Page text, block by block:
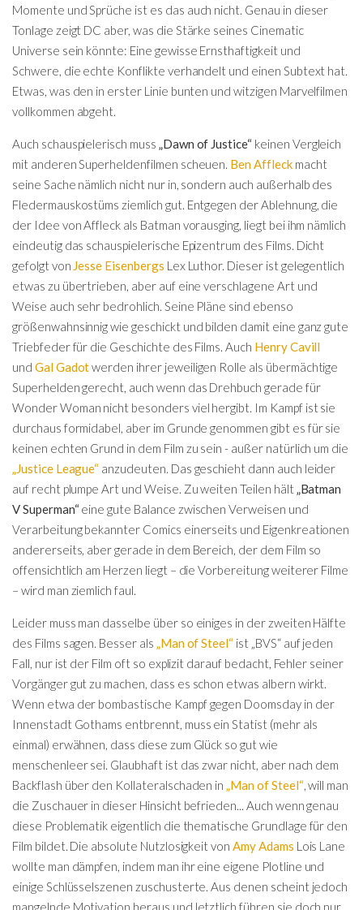
Momente und Sprüche ist es das auch nicht. Genau in dieser
Tonlage zeigt DC aber, was die Stärke seines Cinematic
Universe sein könnte: Eine gewisse Ernsthaftigkeit und
Schwere, die echte Konflikte verhandelt und einen Subtext hat.
Etwas, was den in erster Linie bunten und witzigen Marvelfilmen
vollkommen abgeht.
Auch schauspielerisch muss „Dawn of Justice“ keinen Vergleich
mit anderen Superheldenfilmen scheuen. Ben Affleck macht
seine Sache nämlich nicht nur in, sondern auch außerhalb des
Fledermauskostüms ziemlich gut. Entgegen der Ablehnung, die
der Idee von Affleck als Batman vorausging, liegt bei ihm nämlich
eindeutig das schauspielerische Epizentrum des Films. Dicht
gefolgt von Jesse Eisenbergs Lex Luthor. Dieser ist gelegentlich
etwas zu übertrieben, aber auf eine verschlagene Art und
Weise auch sehr bedrohlich. Seine Pläne sind ebenso
größenwahnsinnig wie geschickt und bilden damit eine ganz gute
Triebfeder für die Geschichte des Films. Auch Henry Cavill
und Gal Gadotwerden ihrer jeweiligen Rolle als übermächtige
Superhelden gerecht, auch wenn das Drehbuch gerade für
Wonder Woman nicht besonders viel hergibt. Im Kampf ist sie
durchaus formidabel, aber im Grunde genommen gibt es für sie
keinen echten Grund in dem Film zu sein - außer natürlich um die
„Justice League“ anzudeuten. Das geschieht dann auch leider
auf recht plumpe Art und Weise. Zu weiten Teilen hält „Batman
V Superman“eine gute Balance zwischen Verweisen und
Verarbeitung bekannter Comics einerseits und Eigenkreationen
andererseits, aber gerade in dem Bereich, der dem Film so
offensichtlich am Herzen liegt – die Vorbereitung weiterer Filme
– wird man ziemlich faul.
Leider muss man dasselbe über so einiges in der zweiten Hälfte
des Films sagen. Besser als „Man of Steel“ ist „BVS“ auf jeden
Fall, nur ist der Film oft so explizit darauf bedacht, Fehler seiner
Vorgänger gut zu machen, dass es schon etwas albern wirkt.
Wenn etwa der bombastische Kampf gegen Doomsday in der
Innenstadt Gothams entbrennt, muss ein Statist (mehr als
einmal) erwähnen, dass diese zum Glück so gut wie
menschenleer sei. Glaubhaft ist das zwar nicht, aber nach dem
Backflash über den Kollateralschaden in„Man of Steel“, will man
die Zuschauer in dieser Hinsicht befrieden... Auch wenn genau
diese Problematik eigentlich die thematische Grundlage für den
Film bildet. Die absolute Nutzlosigkeit vonAmy Adams Lois Lane
wollte man dämpfen, indem man ihr eine eigene Plotline und
einige Schlüsselszenen zuschusterte. Aus denen scheint jedoch
mangelnde Motivation heraus und letztlich führen sie doch nur